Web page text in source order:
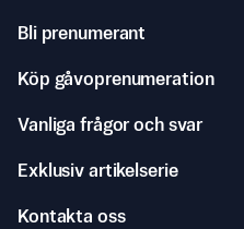
Bli prenumerant
Köp gåvoprenumeration
Vanliga frågor och svar
Exklusiv artikelserie
Kontakta oss